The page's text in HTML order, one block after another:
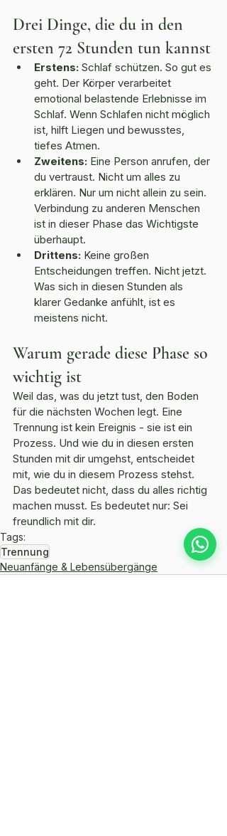
Drei Dinge, die du in den
ersten 72 Stunden tun kannst
Erstens: Schlaf schützen. So gut es
geht. Der Körper verarbeitet
emotional belastende Erlebnisse im
Schlaf. Wenn Schlafen nicht möglich
ist, hilft Liegen und bewusstes,
tiefes Atmen.
Zweitens: Eine Person anrufen, der
du vertraust. Nicht um alles zu
erklären. Nur um nicht allein zu sein.
Verbindung zu anderen Menschen
ist in dieser Phase das Wichtigste
überhaupt.
Drittens: Keine großen
Entscheidungen treffen. Nicht jetzt.
Was sich in diesen Stunden als
klarer Gedanke anfühlt, ist es
meistens nicht.
Warum gerade diese Phase so
wichtig ist
Weil das, was du jetzt tust, den Boden
für die nächsten Wochen legt. Eine
Trennung ist kein Ereignis - sie ist ein
Prozess. Und wie du in diesen ersten
Stunden mit dir umgehst, entscheidet
mit, wie du in diesem Prozess stehst.
Das bedeutet nicht, dass du alles richtig
machen musst. Es bedeutet nur: Sei
freundlich mit dir.
Tags:
Trennung
Neuanfänge & Lebensübergänge